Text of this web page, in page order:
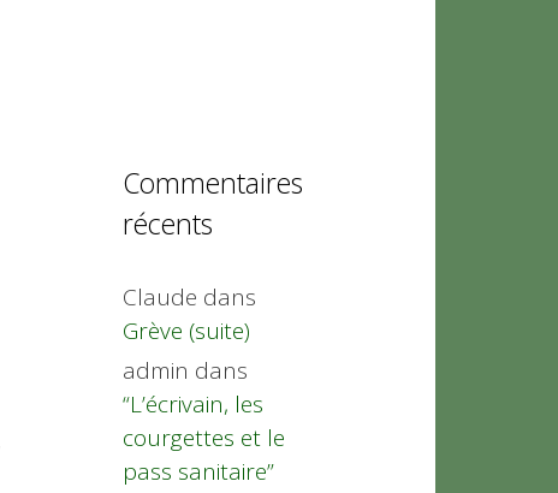
Commentaires
récents
Claude dans
Grève (suite)
admin dans
“L’écrivain, les
courgettes et le
pass sanitaire”